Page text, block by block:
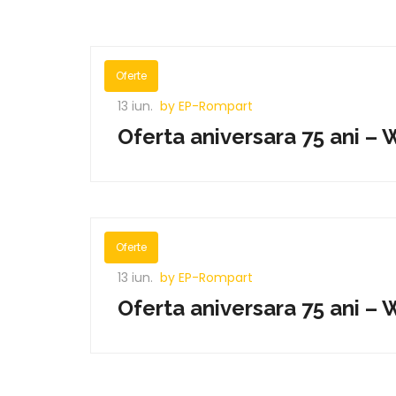
Oferte
13 iun. by EP-Rompart
Oferta aniversara 75 ani –
Oferte
13 iun. by EP-Rompart
Oferta aniversara 75 ani –